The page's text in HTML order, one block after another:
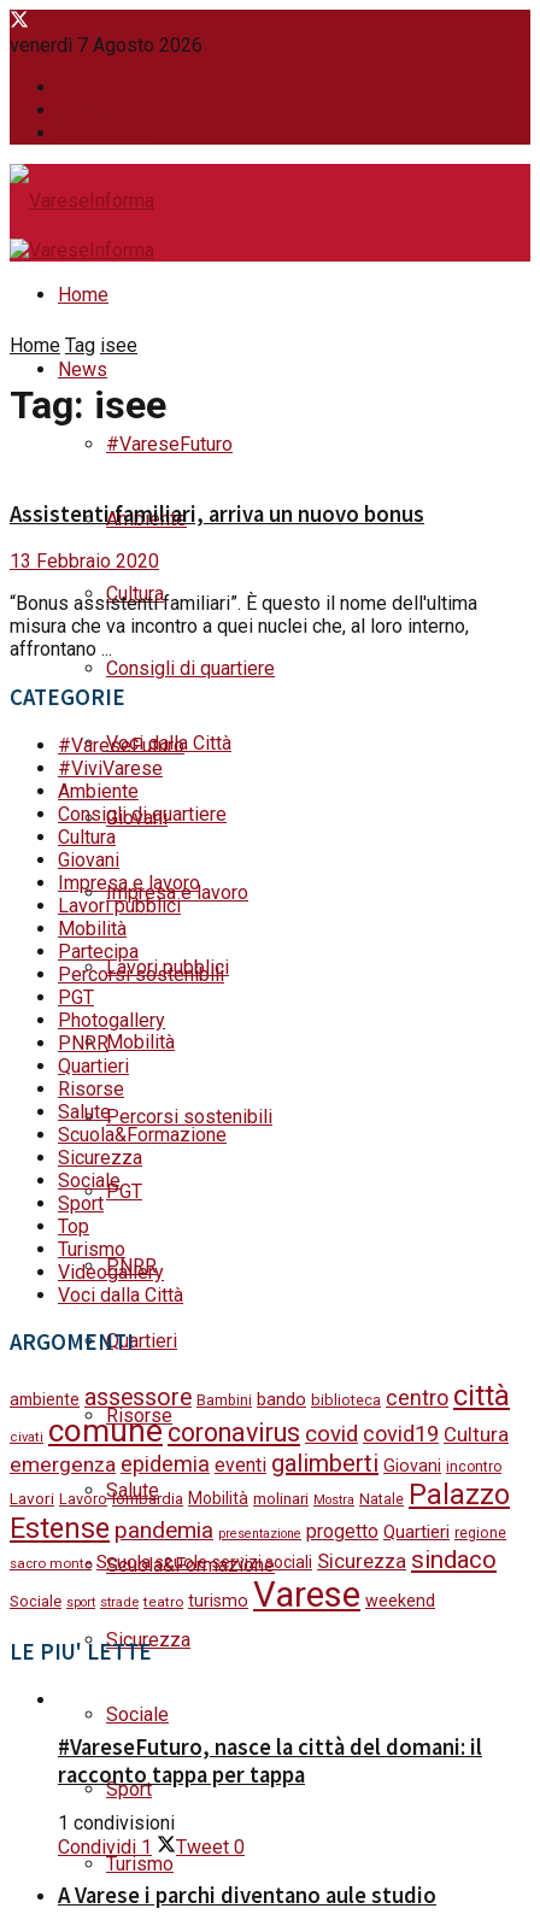
venerdì 7 Agosto 2026
Home
News
#VareseFuturo
Ambiente
Cultura
Consigli di quartiere
Voci dalla Città
Giovani
Impresa e lavoro
Lavori pubblici
Mobilità
Percorsi sostenibili
PGT
PNRR
Quartieri
Risorse
Salute
Scuola&Formazione
Sicurezza
Sociale
Sport
Turismo
Home Tag isee
Tag: isee
Assistenti familiari, arriva un nuovo bonus
13 Febbraio 2020
“Bonus assistenti familiari”. È questo il nome dell'ultima
misura che va incontro a quei nuclei che, al loro interno,
affrontano ...
CATEGORIE
#VareseFuturo
#ViviVarese
Ambiente
Consigli di quartiere
Cultura
Giovani
Impresa e lavoro
Lavori pubblici
Mobilità
Partecipa
Percorsi sostenibili
PGT
Photogallery
PNRR
Quartieri
Risorse
Salute
Scuola&Formazione
Sicurezza
Sociale
Sport
Top
Turismo
Videogallery
Voci dalla Città
ARGOMENTI
ambiente assessore Bambini bando biblioteca centro città
civati comunecoronavirus covid covid19 Cultura
emergenza epidemia eventi galimberti Giovani incontro
Lavori Lavoro lombardia Mobilità molinari Mostra Natale Palazzo
Estense pandemia presentazione progetto Quartieri regione
sacro monte Scuola scuole servizi sociali Sicurezza sindaco
Sociale sport strade teatro turismo Varese weekend
LE PIU' LETTE
#VareseFuturo, nasce la città del domani: il
racconto tappa per tappa
1 condivisioni
Condividi 1 Tweet 0
A Varese i parchi diventano aule studio